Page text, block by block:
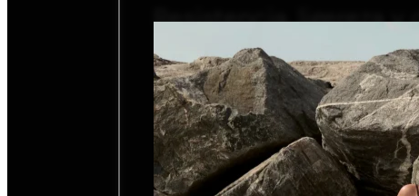
Resistencia, ligereza y
inteligente.
Ver marca